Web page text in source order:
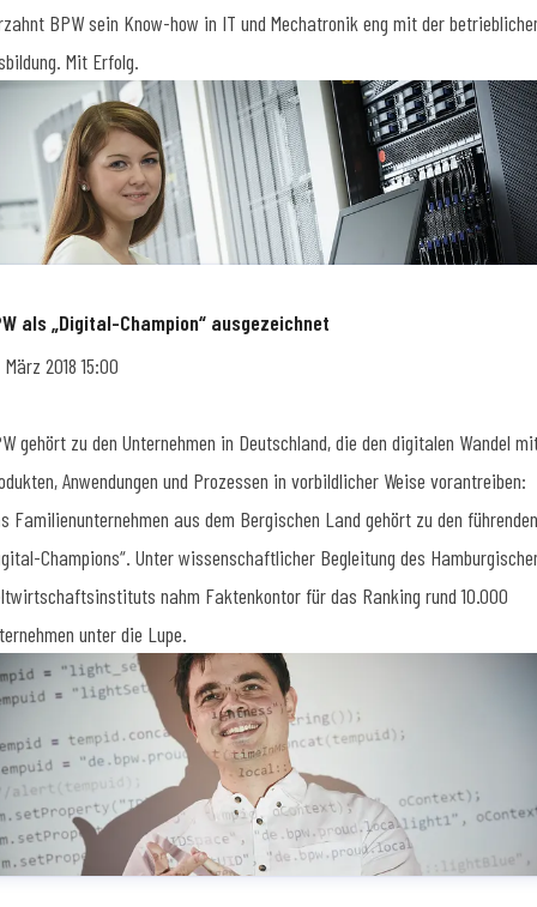
BPW sein Know-how in IT und Mechatronik eng mit der
Mit Erfolg.
als „Digital-Champion“ ausgezeichnet
März 2018 15:00
gehört zu den Unternehmen in Deutschland, die den digitalen Wandel
Anwendungen und Prozessen in vorbildlicher Weise vorantreiben:
Familienunternehmen aus dem Bergischen Land gehört zu den führenden
Champions“. Unter wissenschaftlicher Begleitung des
nahm Faktenkontor für das Ranking rund 10.000
unter die Lupe.